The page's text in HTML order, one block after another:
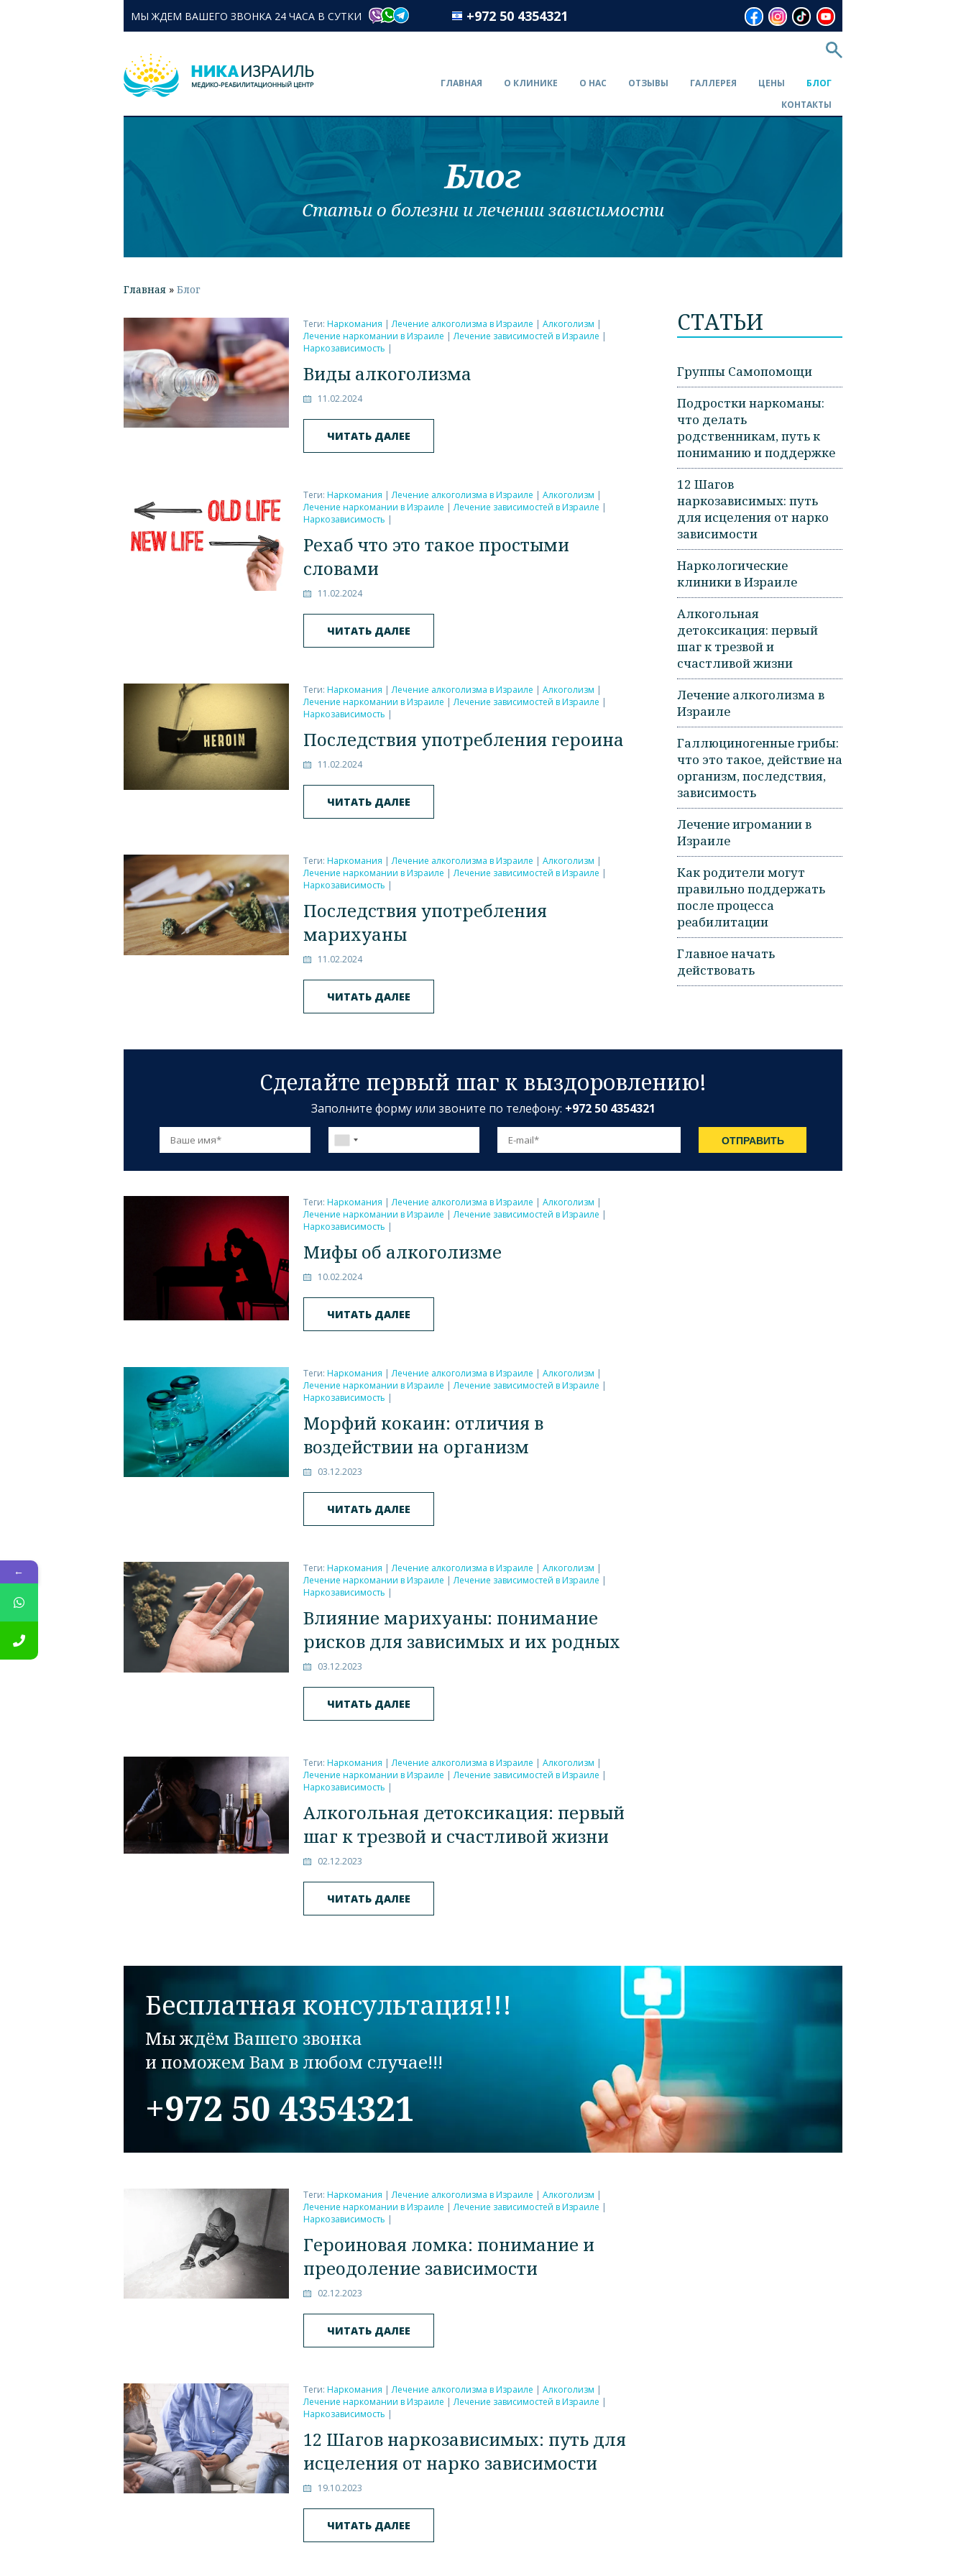
МЫ ЖДЕМ ВАШЕГО ЗВОНКА 24 ЧАСА В СУТКИ +972 50 4354321
ГЛАВНАЯ О КЛИНИКЕ О НАС ОТЗЫВЫ ГАЛЛЕРЕЯ ЦЕНЫ
БЛОГ
КОНТАКТЫ
Блог
Статьи о болезни и лечении зависимости
Главная » Блог
Теги: Наркомания |Лечение алкоголизма в Израиле | Алкоголизм |
Лечение наркомании в Израиле |Лечение зависимостей в Израиле |
Наркозависимость |
Виды алкоголизма
11.02.2024
ЧИТАТЬ ДАЛЕЕ
Теги: Наркомания |Лечение алкоголизма в Израиле | Алкоголизм |
Лечение наркомании в Израиле |Лечение зависимостей в Израиле |
Наркозависимость |
Рехаб что это такое простыми
словами
11.02.2024
ЧИТАТЬ ДАЛЕЕ
Теги: Наркомания |Лечение алкоголизма в Израиле | Алкоголизм |
Лечение наркомании в Израиле |Лечение зависимостей в Израиле |
Наркозависимость |
Последствия употребления героина
11.02.2024
ЧИТАТЬ ДАЛЕЕ
Теги: Наркомания |Лечение алкоголизма в Израиле | Алкоголизм |
Лечение наркомании в Израиле |Лечение зависимостей в Израиле |
Наркозависимость |
Последствия употребления
марихуаны
11.02.2024
ЧИТАТЬ ДАЛЕЕ
СТАТЬИ
Группы Самопомощи
Подростки наркоманы:
что делать
родственникам, путь к
пониманию и поддержке
12 Шагов
наркозависимых: путь
для исцеления от нарко
зависимости
Наркологические
клиники в Израиле
Алкогольная
детоксикация: первый
шаг к трезвой и
счастливой жизни
Лечение алкоголизма в
Израиле
Галлюциногенные грибы:
что это такое, действие на
организм, последствия,
зависимость
Лечение игромании в
Израиле
Как родители могут
правильно поддержать
после процесса
реабилитации
Главное начать
действовать
Сделайте первый шаг к выздоровлению!
Заполните форму или звоните по телефону: +972 50 4354321
Теги: Наркомания |Лечение алкоголизма в Израиле | Алкоголизм |
Лечение наркомании в Израиле |Лечение зависимостей в Израиле |
Наркозависимость |
Мифы об алкоголизме
10.02.2024
ЧИТАТЬ ДАЛЕЕ
Теги: Наркомания |Лечение алкоголизма в Израиле | Алкоголизм |
Лечение наркомании в Израиле |Лечение зависимостей в Израиле |
Наркозависимость |
Морфий кокаин: отличия в
воздействии на организм
03.12.2023
ЧИТАТЬ ДАЛЕЕ
Теги: Наркомания |Лечение алкоголизма в Израиле | Алкоголизм |
Лечение наркомании в Израиле |Лечение зависимостей в Израиле |
Наркозависимость |
Влияние марихуаны: понимание
рисков для зависимых и их родных
03.12.2023
ЧИТАТЬ ДАЛЕЕ
Теги: Наркомания |Лечение алкоголизма в Израиле | Алкоголизм |
Лечение наркомании в Израиле |Лечение зависимостей в Израиле |
Наркозависимость |
Алкогольная детоксикация: первый
шаг к трезвой и счастливой жизни
02.12.2023
ЧИТАТЬ ДАЛЕЕ
Бесплатная консультация!!!
Мы ждём Вашего звонка
и поможем Вам в любом случае!!!
+972 50 4354321
Теги: Наркомания |Лечение алкоголизма в Израиле | Алкоголизм |
Лечение наркомании в Израиле |Лечение зависимостей в Израиле |
Наркозависимость |
Героиновая ломка: понимание и
преодоление зависимости
02.12.2023
ЧИТАТЬ ДАЛЕЕ
Теги: Наркомания |Лечение алкоголизма в Израиле | Алкоголизм |
Лечение наркомании в Израиле |Лечение зависимостей в Израиле |
Наркозависимость |
12 Шагов наркозависимых: путь для
исцеления от нарко зависимости
19.10.2023
ЧИТАТЬ ДАЛЕЕ
←